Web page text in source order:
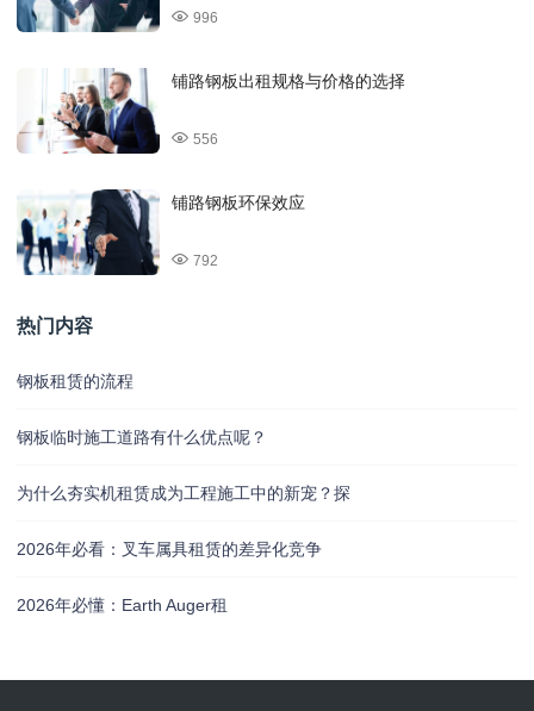
996
铺路钢板出租规格与价格的选择
556
铺路钢板环保效应
792
热门内容
钢板租赁的流程
钢板临时施工道路有什么优点呢？
为什么夯实机租赁成为工程施工中的新宠？探
2026年必看：叉车属具租赁的差异化竞争
2026年必懂：Earth Auger租